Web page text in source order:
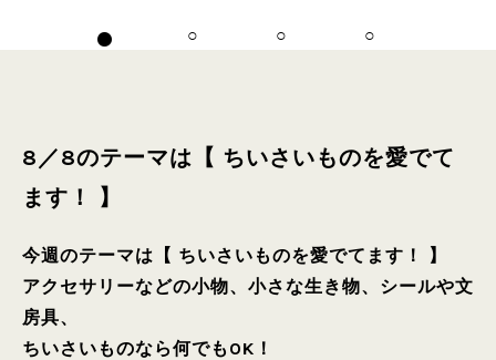
8／8のテーマは【 ちいさいものを愛でて
ます！ 】
今週のテーマは【 ちいさいものを愛でてます！ 】
アクセサリーなどの小物、小さな生き物、シールや文
房具、
ちいさいものなら何でもOK！